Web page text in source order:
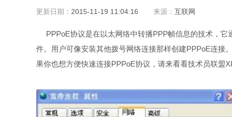
更新日期： 2015-11-19 11:04:16 来源： 互联网
PPPoE协议是在以太网络中转播PPP帧信息的技术，它
件。用户可像安装其他拨号网络连接那样创建PPPoE连接
果你也想方便快速连接PPPoE协议，请来看看技术员联盟